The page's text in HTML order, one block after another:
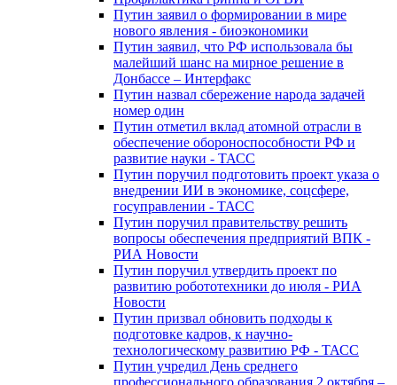
Путин заявил о формировании в мире
нового явления - биоэкономики
Путин заявил, что РФ использовала бы
малейший шанс на мирное решение в
Донбассе – Интерфакс
Путин назвал сбережение народа задачей
номер один
Путин отметил вклад атомной отрасли в
обеспечение обороноспособности РФ и
развитие науки - ТАСС
Путин поручил подготовить проект указа о
внедрении ИИ в экономике, соцсфере,
госуправлении - ТАСС
Путин поручил правительству решить
вопросы обеспечения предприятий ВПК -
РИА Новости
Путин поручил утвердить проект по
развитию робототехники до июля - РИА
Новости
Путин призвал обновить подходы к
подготовке кадров, к научно-
технологическому развитию РФ - ТАСС
Путин учредил День среднего
профессионального образования 2 октября –